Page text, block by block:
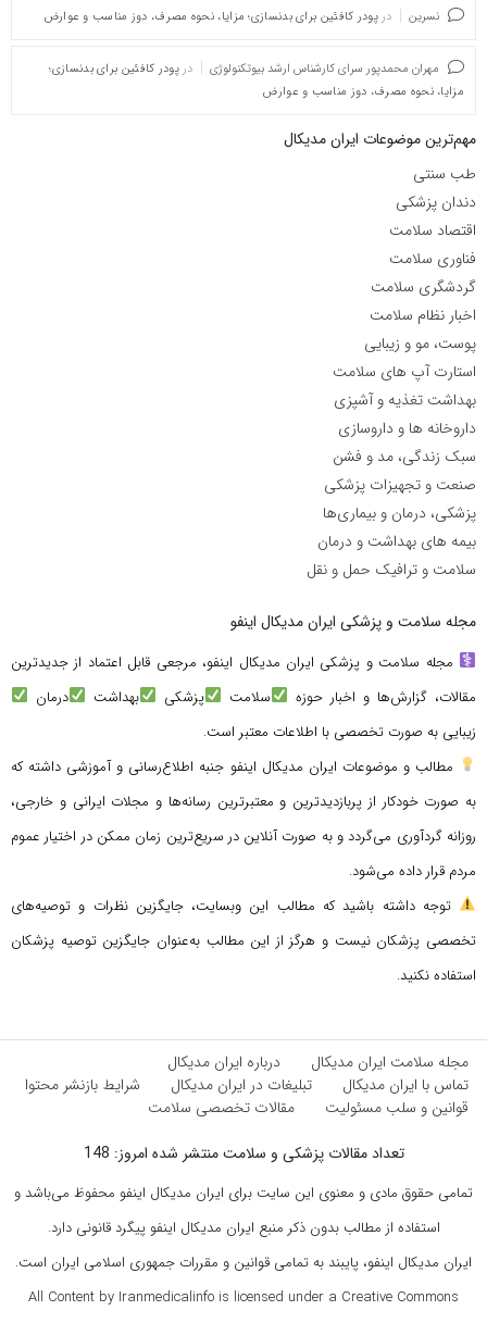
نسرین در پودر کافئین برای بدنسازی؛ مزایا، نحوه مصرف، دوز مناسب و عوارض
مهران محمدپور سرای کارشناس ارشد بیوتکنولوژی در پودر کافئین برای بدنسازی؛
مزایا، نحوه مصرف، دوز مناسب و عوارض
مهم‌ترین موضوعات ایران مدیکال
طب سنتی
دندان پزشکی
اقتصاد سلامت
فناوری سلامت
گردشگری سلامت
اخبار نظام سلامت
پوست، مو و زیبایی
استارت آپ های سلامت
بهداشت تغذیه و آشپزی
داروخانه ها و داروسازی
سبک زندگی، مد و فشن
صنعت و تجهیزات پزشکی
پزشکی، درمان و بیماری‌ها
بیمه های بهداشت و درمان
سلامت و ترافیک حمل و نقل
مجله سلامت و پزشکی ایران مدیکال اینفو
مجله سلامت و پزشکی ایران مدیکال اینفو، مرجعی قابل اعتماد از جدیدترین
مقالات، گزارش‌ها و اخبار حوزه
سلامت پزشکی بهداشت
درمان
زیبایی به صورت تخصصی با اطلاعات معتبر است.
مطالب و موضوعات ایران مدیکال اینفو جنبه اطلاع‌رسانی و آموزشی داشته که
به صورت خودکار از پربازدیدترین و معتبرترین رسانه‌ها و مجلات ایرانی و خارجی،
روزانه گردآوری می‌گردد و به صورت آنلاین در سریع‌ترین زمان ممکن در اختیار عموم
مردم قرار داده می‌شود.
توجه داشته باشید که مطالب این وبسایت، جایگزین نظرات و توصیه‌های
تخصصی پزشکان نیست و هرگز از این مطالب به‌عنوان جایگزین توصیه پزشکان
استفاده نکنید.
مجله سلامت ایران مدیکال
درباره ایران مدیکال
تماس با ایران مدیکال
تبلیغات در ایران مدیکال
شرایط بازنشر محتوا
قوانین و سلب مسئولیت
مقالات تخصصی سلامت
تعداد مقالات پزشکی و سلامت منتشر شده امروز: 148
تمامی حقوق مادی و معنوی این سایت برای ایران مدیکال اینفو محفوظ می‌باشد و
استفاده از مطالب بدون ذکر منبع ایران مدیکال اینفو پیگرد قانونی دارد.
ایران مدیکال اینفو، پایبند به تمامی قوانین و مقررات جمهوری اسلامی ایران است.
All Content by Iranmedicalinfo is licensed under a Creative Commons